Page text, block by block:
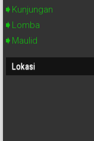
Kunjungan
Lomba
Maulid
Lokasi